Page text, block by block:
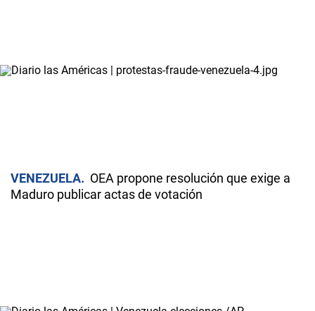
VENEZUELA
OEA propone resolución que exige a
Maduro publicar actas de votación